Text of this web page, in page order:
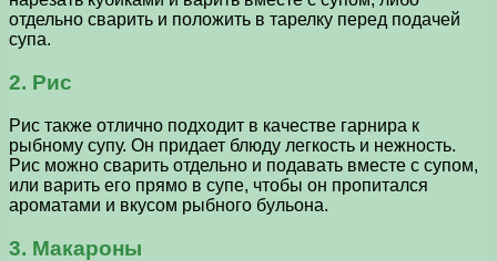
отдельно сварить и положить в тарелку перед подачей
супа.
2. Рис
Рис также отлично подходит в качестве гарнира к
рыбному супу. Он придает блюду легкость и нежность.
Рис можно сварить отдельно и подавать вместе с супом,
или варить его прямо в супе, чтобы он пропитался
ароматами и вкусом рыбного бульона.
3. Макароны